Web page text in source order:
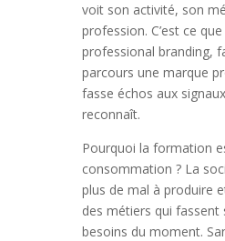
voit son activité, son
profession. C’est ce
professional branding,
parcours une marque
fasse échos aux
reconnaît.
Pourquoi la formation
consommation ? La
plus de mal à produire
des métiers qui fassent
besoins du moment.